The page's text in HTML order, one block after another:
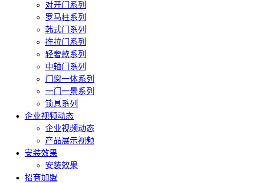
对开门系列
罗马柱系列
韩式门系列
推拉门系列
轻奢款系列
中轴门系列
门窗一体系列
一门一景系列
锁具系列
企业视频动态
企业视频动态
产品展示视频
安装效果
安装效果
招商加盟